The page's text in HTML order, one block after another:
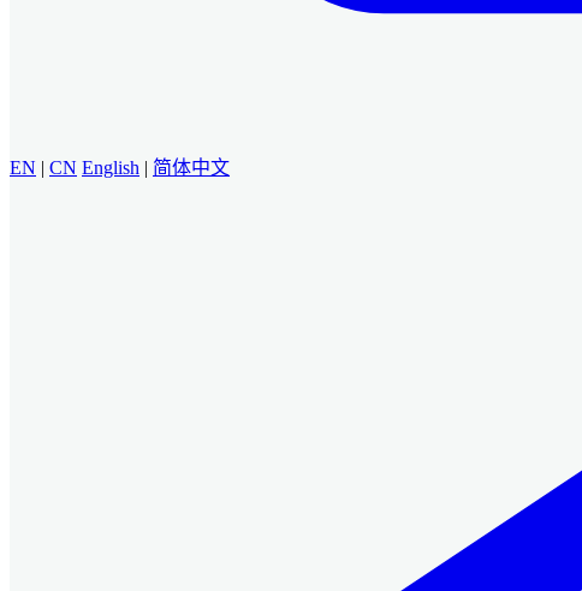
EN | CN English | 简体中文